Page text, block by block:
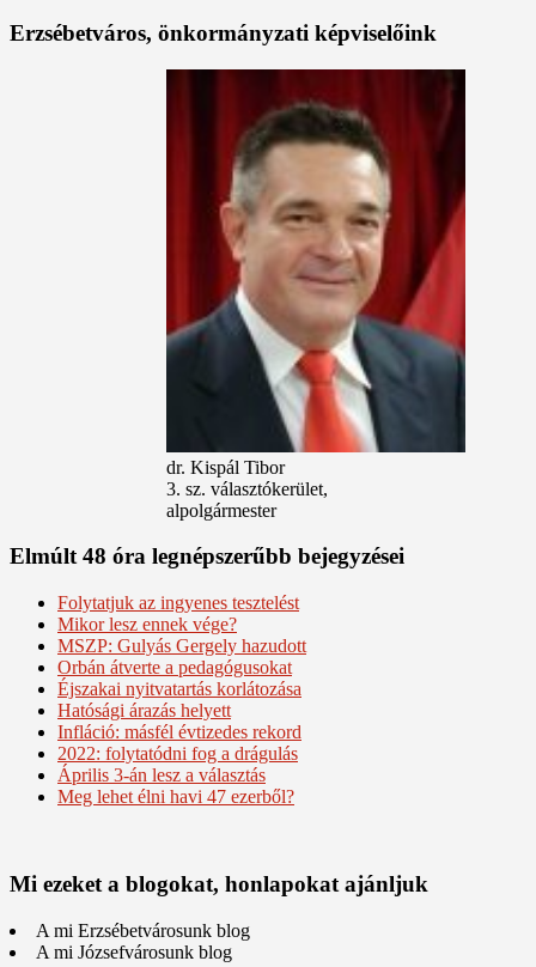
Erzsébetváros, önkormányzati képviselőink
dr. Kispál Tibor
3. sz. választókerület,
alpolgármester
Elmúlt 48 óra legnépszerűbb bejegyzései
Folytatjuk az ingyenes tesztelést
Mikor lesz ennek vége?
MSZP: Gulyás Gergely hazudott
Orbán átverte a pedagógusokat
Éjszakai nyitvatartás korlátozása
Hatósági árazás helyett
Infláció: másfél évtizedes rekord
2022: folytatódni fog a drágulás
Április 3-án lesz a választás
Meg lehet élni havi 47 ezerből?
Mi ezeket a blogokat, honlapokat ajánljuk
A mi Erzsébetvárosunk blog
A mi Józsefvárosunk blog